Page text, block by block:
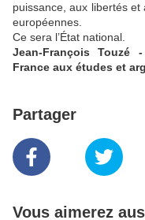
puissance, aux libertés
européennes.
Ce sera l’État national.
Jean-François
France aux études et
Partager
Vous aimerez